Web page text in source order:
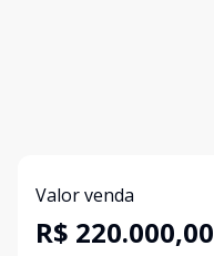
Valor venda
R$ 220.000,00